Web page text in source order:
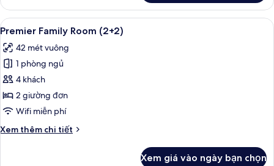
Premier
Family
Room
Xem
tất
cả
ảnh
Premier
Family
Room
Bộ đồ giường cao cấp, minibar, két
3
Premier Family Room (2+2)
42 mét vuông
1 phòng ngủ
4 khách
2 giường đơn
Wifi miễn phí
Xem thêm chi tiết
Chi
Xem giá vào ngày bạn chọn